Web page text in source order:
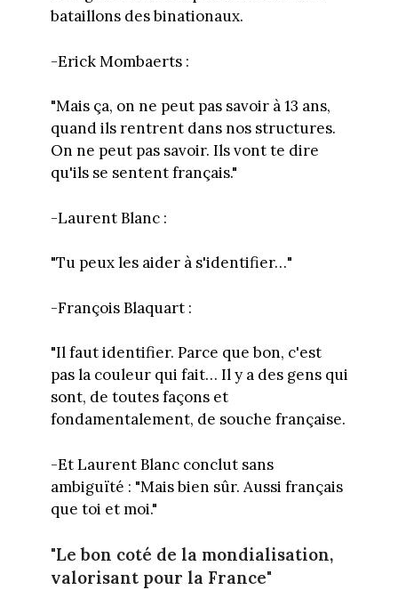
bataillons des binationaux.
-Erick Mombaerts :
"Mais ça, on ne peut pas savoir à 13 ans,
quand ils rentrent dans nos structures.
On ne peut pas savoir. Ils vont te dire
qu'ils se sentent français."
-Laurent Blanc :
"Tu peux les aider à s'identifier…"
-François Blaquart :
"Il faut identifier. Parce que bon, c'est
pas la couleur qui fait… Il y a des gens qui
sont, de toutes façons et
fondamentalement, de souche française.
-Et Laurent Blanc conclut sans
ambiguïté : "Mais bien sûr. Aussi français
que toi et moi."
"Le bon coté de la mondialisation,
valorisant pour la France"